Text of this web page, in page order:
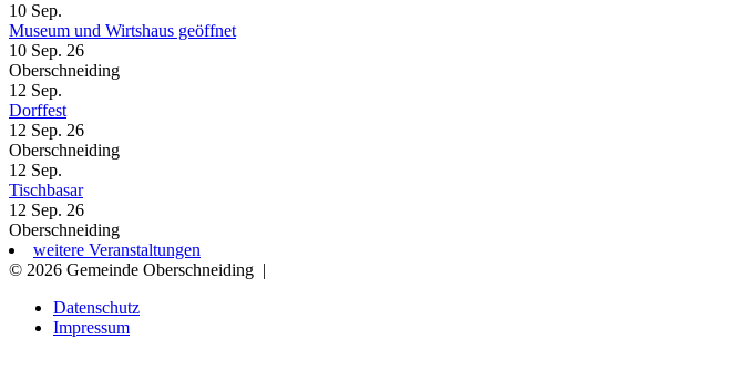
10 Sep.
Museum und Wirtshaus geöffnet
10 Sep. 26
Oberschneiding
12 Sep.
Dorffest
12 Sep. 26
Oberschneiding
12 Sep.
Tischbasar
12 Sep. 26
Oberschneiding
weitere Veranstaltungen
© 2026 Gemeinde Oberschneiding |
Datenschutz
Impressum